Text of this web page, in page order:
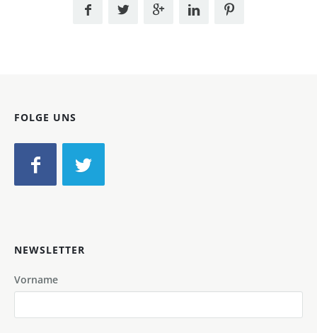
FOLGE UNS
NEWSLETTER
Vorname